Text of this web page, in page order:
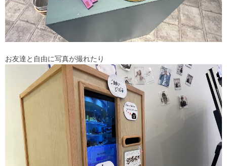
お友達と自由に写真が撮れたり